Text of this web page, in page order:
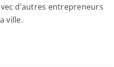
d’autres entrepreneurs
ville.